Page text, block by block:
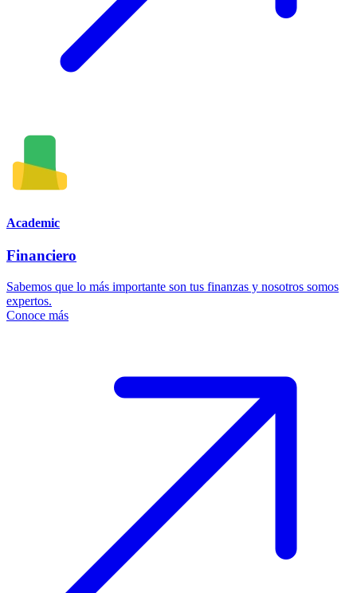
Academic
Financiero
Sabemos que lo más importante son tus finanzas y nosotros somos
expertos.
Conoce más